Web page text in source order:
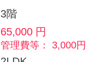
3階
65,000 円
管理費等： 3,000円